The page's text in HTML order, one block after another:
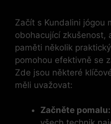
Začít s Kundalini jógou
obohacující zkušenost,
paměti několik
pomohou efektivně se
Zde jsou některé
měli uvažovat:
Začněte pomalu: